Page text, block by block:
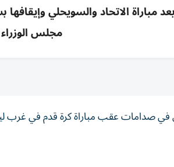
مباراة الاتحاد والسويحلي
مجلس
عقب مباراة كرة قدم في غرب